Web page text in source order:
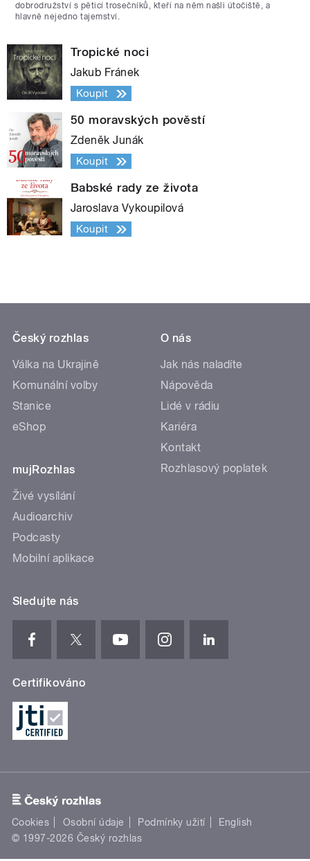
dobrodružství s pěticí trosečníků, kteří na něm našli útočiště, a
hlavně nejedno tajemství.
Tropické noci
Jakub Fránek
Koupit
50 moravských pověstí
Zdeněk Junák
Koupit
Babské rady ze života
Jaroslava Vykoupilová
Koupit
Český rozhlas
Válka na Ukrajině
Komunální volby
Stanice
eShop
mujRozhlas
Živé vysílání
Audioarchiv
Podcasty
Mobilní aplikace
O nás
Jak nás naladíte
Nápověda
Lidé v rádiu
Kariéra
Kontakt
Rozhlasový poplatek
Sledujte nás
Certifikováno
Cookies Osobní údaje Podmínky užití
English
© 1997-2026 Český rozhlas